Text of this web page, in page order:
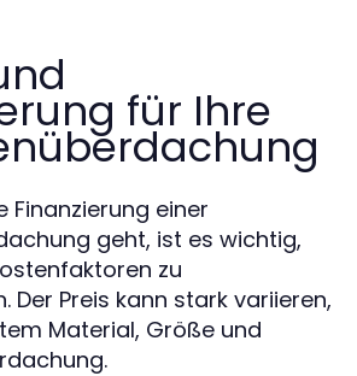
für Ihre
Finanzierung einer
geht, ist es wichtig,
zu
Der Preis kann stark variieren,
Material, Größe und